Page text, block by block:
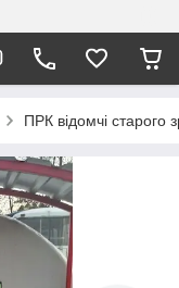
ПРК відомчі старого